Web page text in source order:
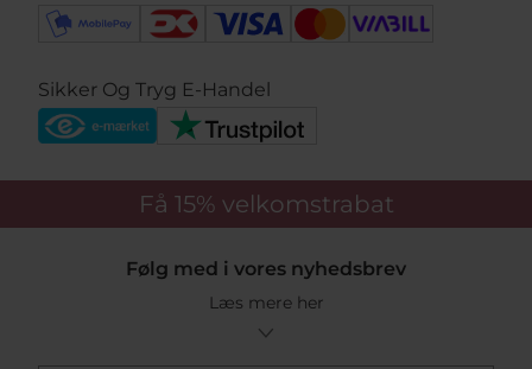
Sikker Og Tryg E-Handel
Få 15% velkomstrabat
Følg med i vores nyhedsbrev
Læs mere her